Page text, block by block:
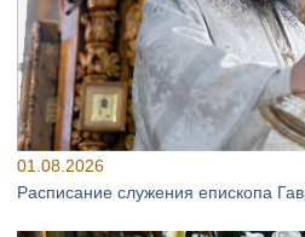
01.08.2026
Расписание служения епископа